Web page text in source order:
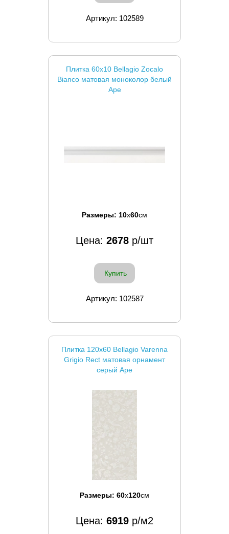
Артикул: 102589
Плитка 60x10 Bellagio Zocalo
Bianco матовая моноколор белый
Ape
Размеры: 10x60см
Цена: 2678 р/шт
Купить
Артикул: 102587
Плитка 120x60 Bellagio Varenna
Grigio Rect матовая орнамент
серый Ape
Размеры: 60x120см
Цена: 6919 р/м2